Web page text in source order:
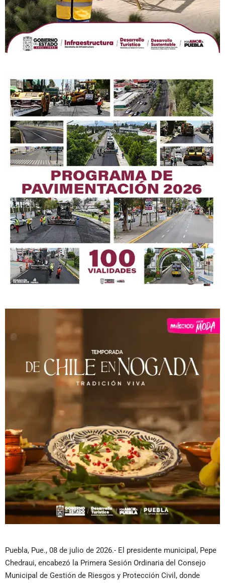
Puebla, Pue., 08 de julio de 2026.- El presidente municipal, Pepe
Chedraui, encabezó la Primera Sesión Ordinaria del Consejo
Municipal de Gestión de Riesgos y Protección Civil, donde